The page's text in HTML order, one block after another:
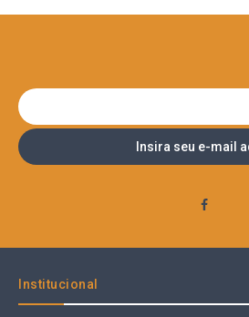
Institucional